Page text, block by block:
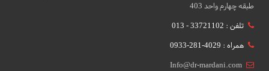
طبقه چهارم واحد 403
تلفن : 33721102 - 013
همراه : 4029-281-0933
Info@dr-mardani.com